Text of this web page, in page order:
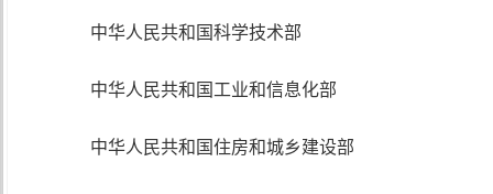
中华人民共和国科学技术部
中华人民共和国工业和信息化部
中华人民共和国住房和城乡建设部